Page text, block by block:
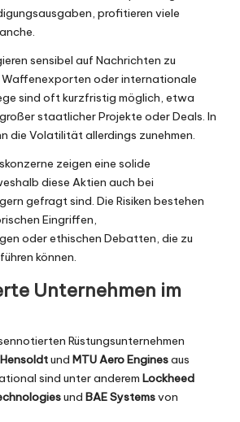
profitieren viele
sensibel auf Nachrichten zu
Waffenexporten oder internationale
sind oft kurzfristig möglich, etwa
staatlicher Projekte oder Deals. In
die Volatilität allerdings zunehmen.
zeigen eine solide
diese Aktien auch bei
gefragt sind. Die Risiken bestehen
Eingriffen,
oder ethischen Debatten, die zu
können.
Unternehmen im
Rüstungsunternehmen
Hensoldtund MTU Aero Enginesaus
sind unter anderem Lockheed
und BAE Systemsvon